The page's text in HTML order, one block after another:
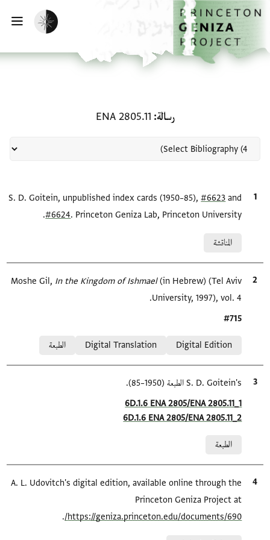
إلى المحتوى الرئيسي
الرئيسية
تفعيل الوضع المظلم
رسالة ENA 2805.11
الاقتباس المرجعيS. D. Goitein, unpublished index cards (1950–85),#6623 and
#6624 . Princeton Geniza Lab, Princeton University.
المناقشة
الاقتباس المرجعي Moshe Gil,In the Kingdom of Ishmael‎(in Hebrew) (Tel Aviv
University, 1997), vol. 4.
Location in source
#715
Digital Edition
Digital Translation الطبعة
الاقتباس المرجعي
S. D. Goitein's الطبعة (1950–85).
Location in source
6D.1.6 ENA 2805/ENA 2805.11_1
6D.1.6 ENA 2805/ENA 2805.11_2
الطبعة
الاقتباس المرجعي
A. L. Udovitch's digital edition, available online through the
Princeton Geniza Project at
https://geniza.princeton.edu/documents/690/
.